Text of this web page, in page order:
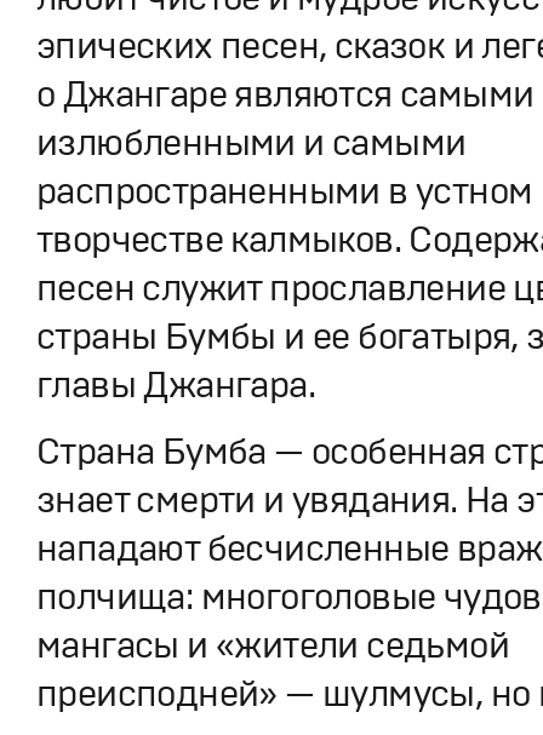
эпических песен, сказок и
о Джангаре являются самыми
излюбленными и самыми
распространенными в
творчестве калмыков.
песен служит прославление
страны Бумбы и ее богатыря,
главы Джангара.
Страна Бумба — особенная
знает смерти и увядания. На
нападают бесчисленные
полчища: многоголовые
мангасы и «жители седьмой
преисподней» — шулмусы, но